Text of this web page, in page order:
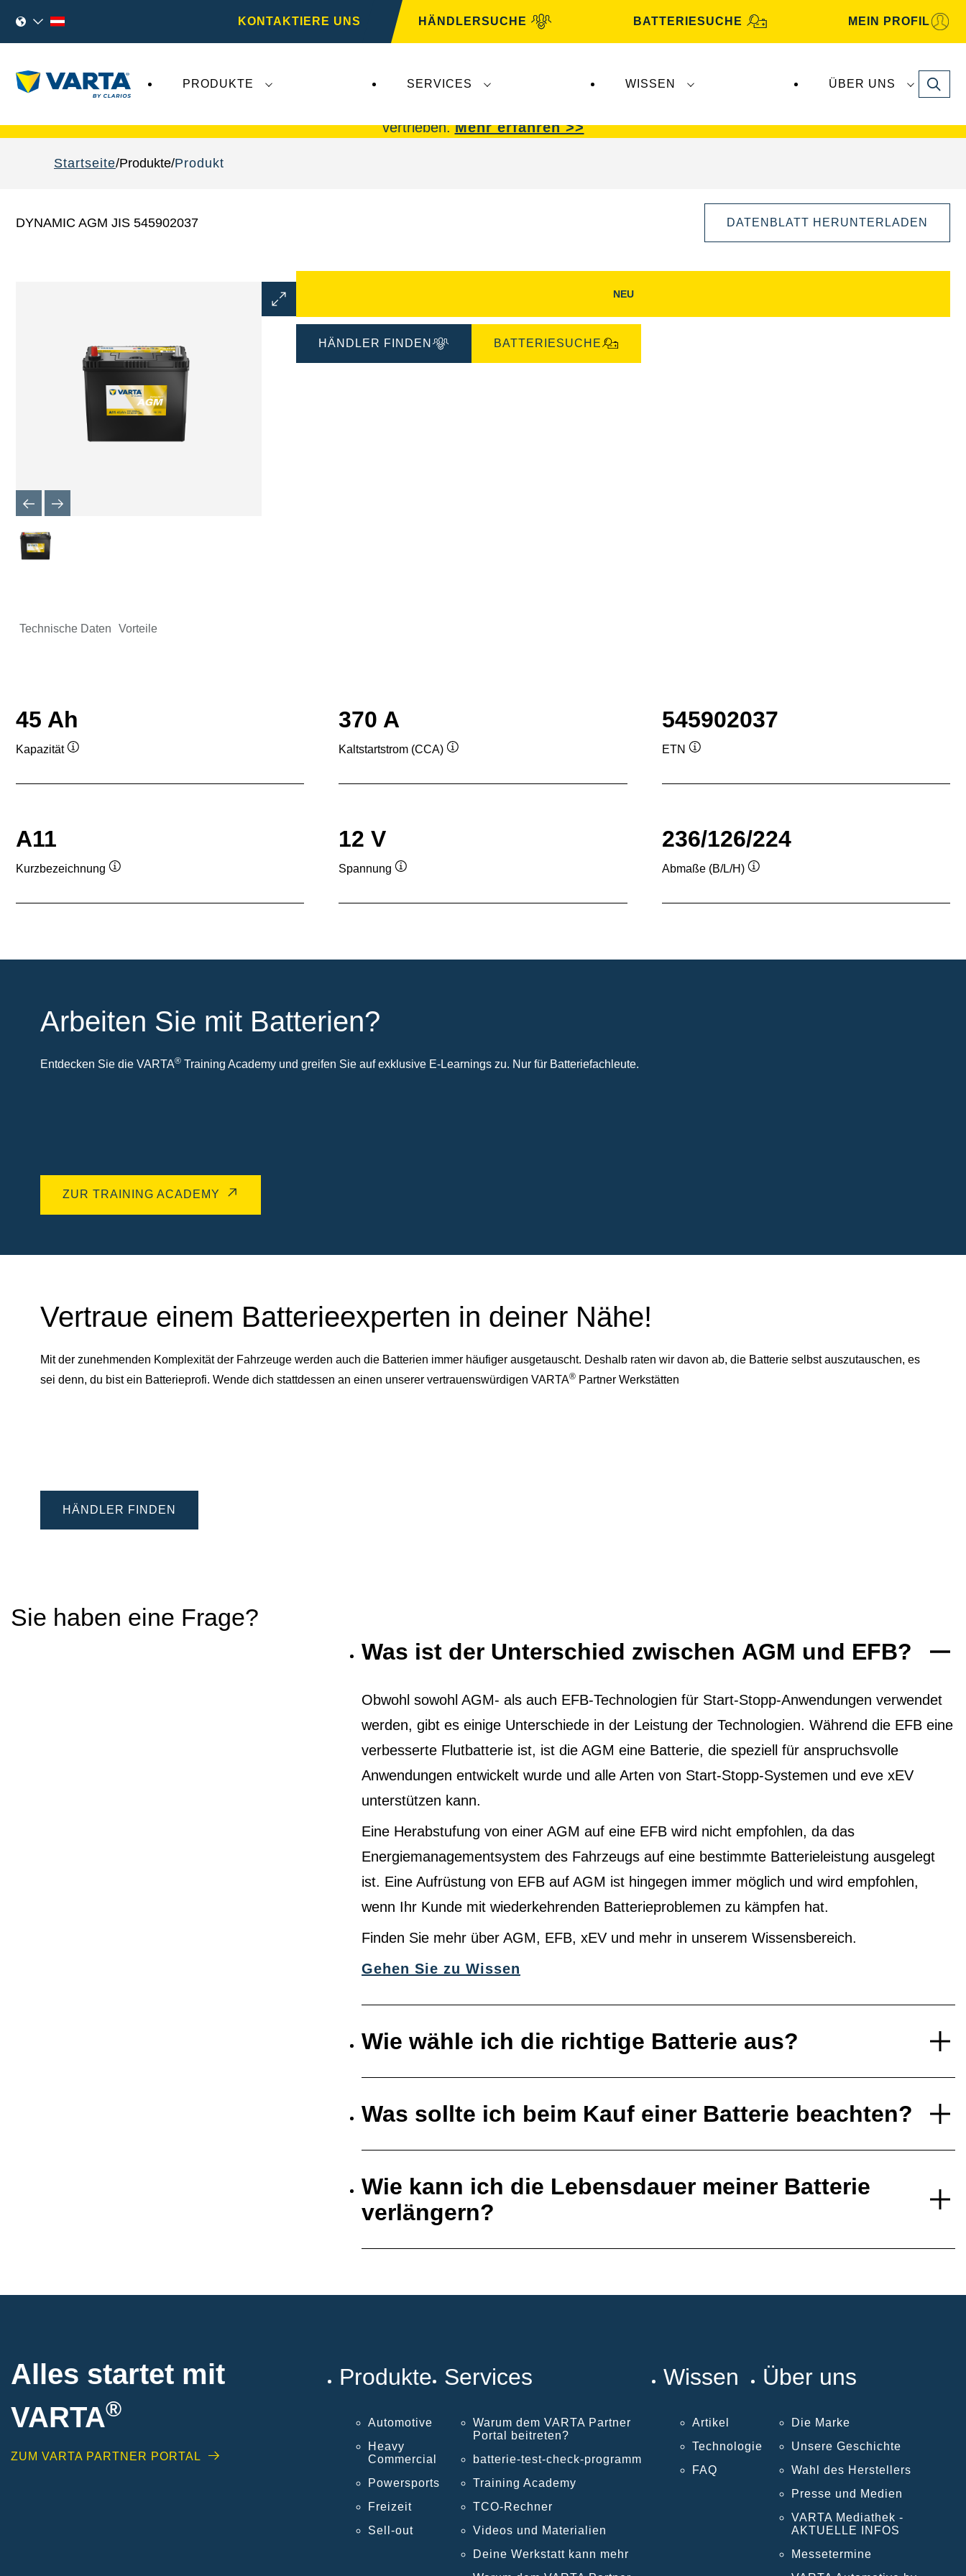
KONTAKTIERE UNS HÄNDLERSUCHE BATTERIESUCHE MEIN PROFIL
PRODUKTE SERVICES WISSEN ÜBER UNS Search
vertrieben.Mehr erfahren >>
Startseite Produkte Produkt
DYNAMIC AGM JIS 545902037 DATENBLATT HERUNTERLADEN
Bilddialog
öffnen
NEU
HÄNDLER FINDEN BATTERIESUCHE
Technische Daten Vorteile
45 Ah
Kapazität
370 A
Kaltstartstrom (CCA)
545902037
ETN
A11
Kurzbezeichnung
12 V
Spannung
236/126/224
Abmaße (B/L/H)
Arbeiten Sie mit Batterien?
Entdecken Sie die VARTA® Training Academy und greifen Sie auf exklusive E-Learnings zu. Nur für Batteriefachleute.
ZUR TRAINING ACADEMY
Vertraue einem Batterieexperten in deiner Nähe!
Mit der zunehmenden Komplexität der Fahrzeuge werden auch die Batterien immer häufiger ausgetauscht. Deshalb raten wir davon ab, die Batterie selbst auszutauschen, es
sei denn, du bist ein Batterieprofi. Wende dich stattdessen an einen unserer vertrauenswürdigen VARTA® Partner Werkstätten
HÄNDLER FINDEN
Sie haben eine Frage?
Was ist der Unterschied zwischen AGM und EFB?
Obwohl sowohl AGM- als auch EFB-Technologien für Start-Stopp-Anwendungen verwendet
werden, gibt es einige Unterschiede in der Leistung der Technologien. Während die EFB eine
verbesserte Flutbatterie ist, ist die AGM eine Batterie, die speziell für anspruchsvolle
Anwendungen entwickelt wurde und alle Arten von Start-Stopp-Systemen und eve xEV
unterstützen kann.
Eine Herabstufung von einer AGM auf eine EFB wird nicht empfohlen, da das
Energiemanagementsystem des Fahrzeugs auf eine bestimmte Batterieleistung ausgelegt
ist. Eine Aufrüstung von EFB auf AGM ist hingegen immer möglich und wird empfohlen,
wenn Ihr Kunde mit wiederkehrenden Batterieproblemen zu kämpfen hat.
Finden Sie mehr über AGM, EFB, xEV und mehr in unserem Wissensbereich.
Gehen Sie zu Wissen
Wie wähle ich die richtige Batterie aus?
Was sollte ich beim Kauf einer Batterie beachten?
Wie kann ich die Lebensdauer meiner Batterie
verlängern?
Alles startet mit
VARTA®
ZUM VARTA PARTNER PORTAL
Produkte
Automotive
Heavy
Commercial
Powersports
Freizeit
Sell-out
Services
Warum dem VARTA Partner
Portal beitreten?
batterie-test-check-programm
Training Academy
TCO-Rechner
Videos und Materialien
Deine Werkstatt kann mehr
Wissen
Artikel
Technologie
FAQ
Über uns
Die Marke
Unsere Geschichte
Wahl des Herstellers
Presse und Medien
VARTA Mediathek -
AKTUELLE INFOS
Messetermine